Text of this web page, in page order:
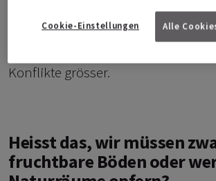
braucht es aber auch ein weiteres
Wind- und Solaranlagen auf
Konflikte grösser.
Heisst das, wir müssen
fruchtbare Böden oder
Alle
Cookie-Einstellungen